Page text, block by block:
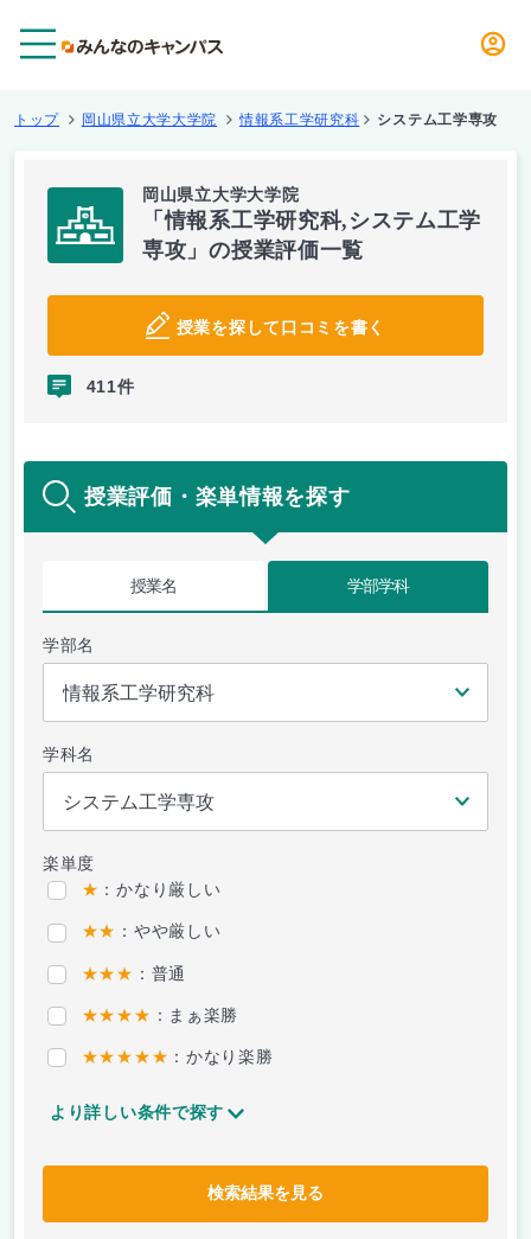
トップ 岡山県立大学大学院 情報系工学研究科 システム工学専攻
岡山県立大学大学院
「情報系工学研究科,システム工学
専攻」の授業評価一覧
授業を探して口コミを書く
411件
授業評価・楽単情報を探す
授業名 学部学科
学部名
学科名
楽単度
★ ：かなり厳しい
★★ ：やや厳しい
★★★ ：普通
★★★★ ：まぁ楽勝
★★★★★ ：かなり楽勝
より詳しい条件で探す
検索結果を見る